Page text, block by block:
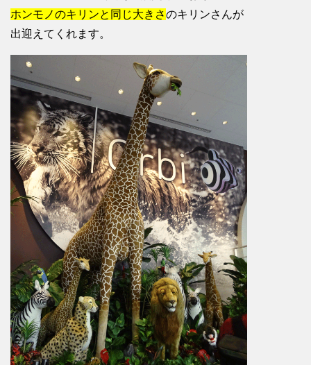
ホンモノのキリンと同じ大きさのキリンさんが
出迎えてくれます。